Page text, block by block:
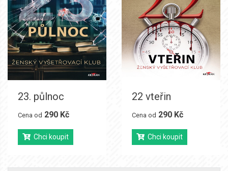
23. půlnoc
Cena od 290 Kč
Chci koupit
22 vteřin
Cena od 290 Kč
Chci koupit